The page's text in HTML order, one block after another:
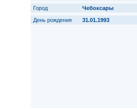
Город
Чебоксары
День рождения
31.01.1993